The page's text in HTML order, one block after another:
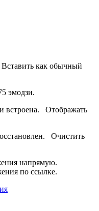
Вставить как обычный
эмодзи.
встроена. Отображать
Очистить
напрямую.
по ссылке.